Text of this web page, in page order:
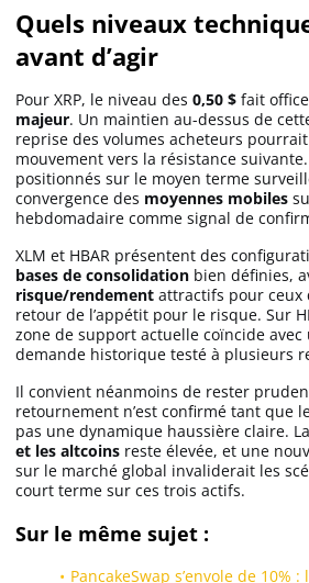
Quels niveaux
avant d’agir
Pour XRP, le niveau des 0,50 $ fait
majeur. Un maintien au-dessus de
reprise des volumes acheteurs
mouvement vers la résistance
positionnés sur le moyen terme
convergence des moyennes mobiles
hebdomadaire comme signal de
XLM et HBAR présentent des
bases de consolidation bien définies,
risque/rendement attractifs pour
retour de l’appétit pour le risque. Sur
zone de support actuelle coïncide avec
demande historique testé à plusieurs
Il convient néanmoins de rester
retournement n’est confirmé tant que
pas une dynamique haussière claire. La
et les altcoins reste élevée, et une
sur le marché global invaliderait les
court terme sur ces trois actifs.
Sur le même sujet :
PancakeSwap s’envole de 10% :